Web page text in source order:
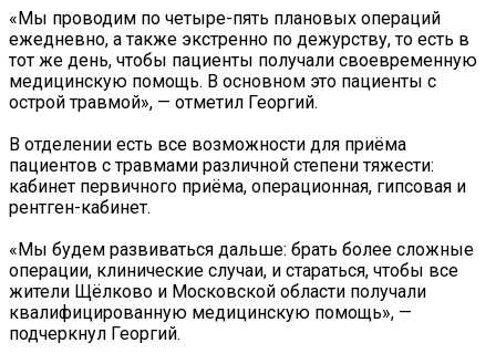
«Мы проводим по четыре-пять плановых операций
ежедневно, а также экстренно по дежурству, то есть в
тот же день, чтобы пациенты получали своевременную
медицинскую помощь. В основном это пациенты с
острой травмой», — отметил Георгий.
В отделении есть все возможности для приёма
пациентов с травмами различной степени тяжести:
кабинет первичного приёма, операционная, гипсовая и
рентген-кабинет.
«Мы будем развиваться дальше: брать более сложные
операции, клинические случаи, и стараться, чтобы все
жители Щёлково и Московской области получали
квалифицированную медицинскую помощь», —
подчеркнул Георгий.